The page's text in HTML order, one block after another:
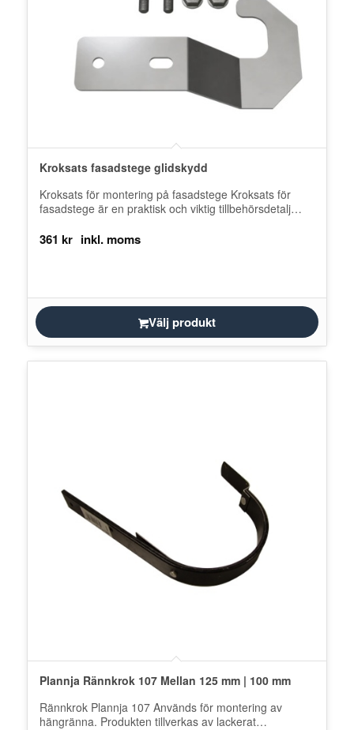
Kroksats fasadstege glidskydd
Kroksats för montering på fasadstege Kroksats för
fasadstege är en praktisk och viktig tillbehörsdetalj
361 kr
Välj produkt
Plannja Rännkrok 107 Mellan 125 mm | 100 mm
Rännkrok Plannja 107 Används för montering av
hängränna. Produkten tillverkas av lackerat